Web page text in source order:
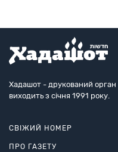
Хадашот - друкований орган
виходить з січня 1991 року.
СВІЖИЙ НОМЕР
ПРО ГАЗЕТУ